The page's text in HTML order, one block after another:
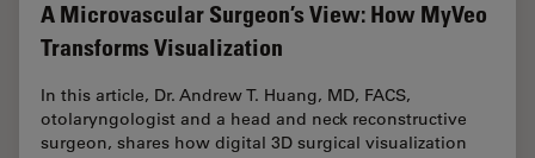
A Microvascular Surgeon’s View: How MyVeo
Transforms Visualization
In this article, Dr. Andrew T. Huang, MD, FACS,
otolaryngologist and a head and neck reconstructive
surgeon, shares how digital 3D surgical visualization